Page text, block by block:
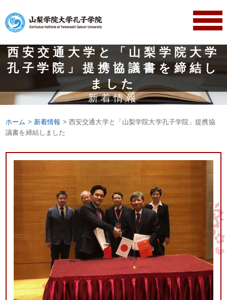
西安交通大学と「山梨学院大学
孔子学院」提携協議書を締結し
ました
新着情報
ホーム > 新着情報 > 西安交通大学と「山梨学院大学孔子学院」提携協
議書を締結しました